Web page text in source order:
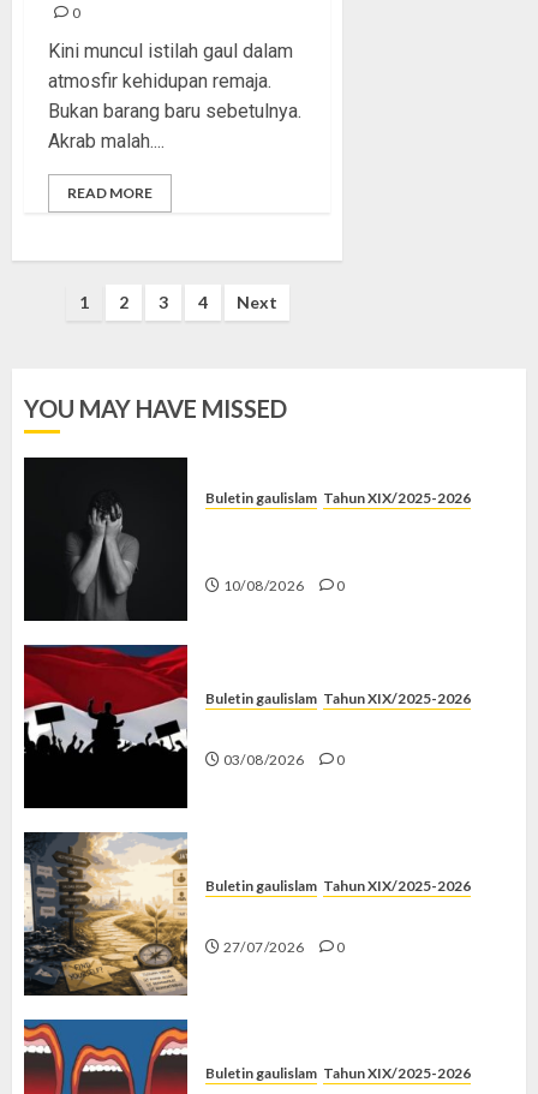
0
Kini muncul istilah gaul dalam
atmosfir kehidupan remaja.
Bukan barang baru sebetulnya.
Akrab malah....
READ MORE
Posts1 2 3 4 Next
YOU MAY HAVE MISSED
Buletin gaulislam Tahun XIX/2025-2026
10/08/2026 0
Buletin gaulislam Tahun XIX/2025-2026
03/08/2026 0
Buletin gaulislam Tahun XIX/2025-2026
27/07/2026 0
Buletin gaulislam Tahun XIX/2025-2026